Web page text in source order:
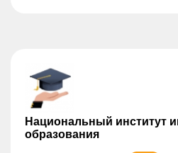
Национальный институт
образования